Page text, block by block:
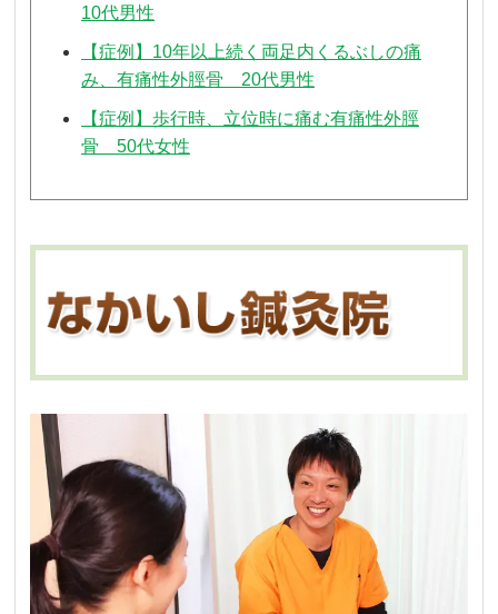
10代男性
【症例】10年以上続く両足内くるぶしの痛
み、有痛性外脛骨 20代男性
【症例】歩行時、立位時に痛む有痛性外脛
骨 50代女性